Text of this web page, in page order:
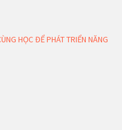
HỌC ĐỂ PHÁT TRIỂN NĂNG